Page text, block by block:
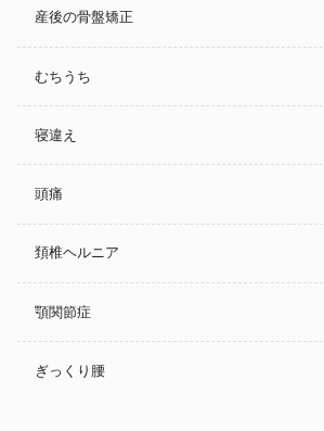
産後の骨盤矯正
むちうち
寝違え
頭痛
頚椎ヘルニア
顎関節症
ぎっくり腰